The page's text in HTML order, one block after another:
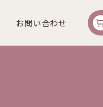
お問い合わせ